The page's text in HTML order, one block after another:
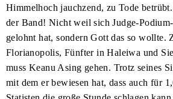
Himmelhoch jauchzend, zu Tode
der Band! Nicht weil sich Judge-
gelohnt hat, sondern Gott das so wollte.
Florianopolis, Fünfter in Haleiwa und
muss Keanu Asing gehen. Trotz seines
mit dem er bewiesen hat, dass auch für